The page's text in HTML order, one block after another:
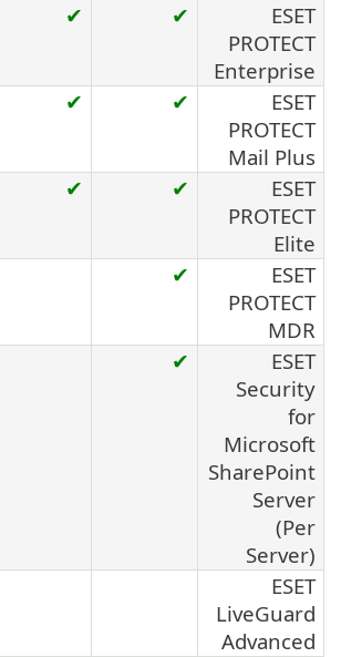
ESET
PROTECT
Enterprise
✔
✔
ESET
PROTECT
Mail Plus
✔
✔
ESET
PROTECT
Elite
✔
✔
ESET
PROTECT
MDR
✔
ESET
Security
for
Microsoft
SharePoint
Server
(Per
Server)
✔
ESET
LiveGuard
Advanced